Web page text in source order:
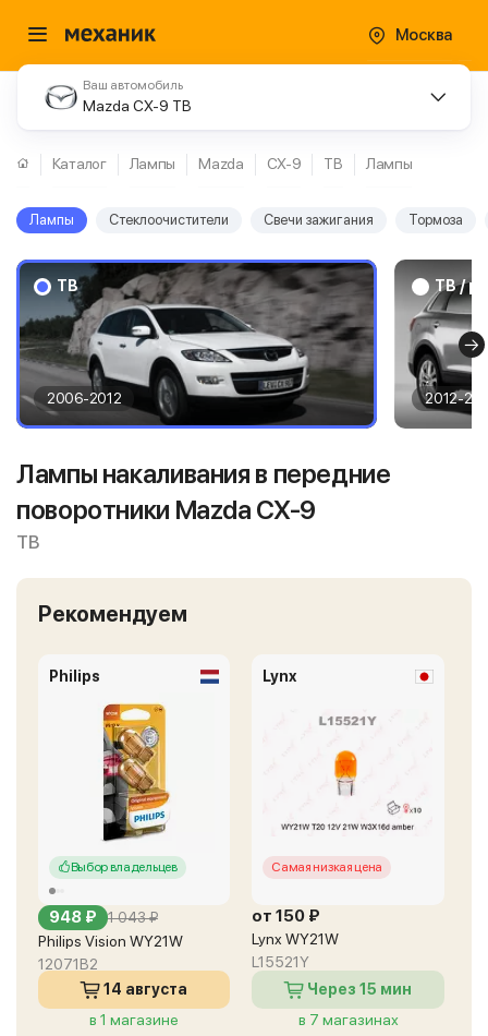
Москва
Ваш автомобиль
Mazda CX-9 TB
Каталог Лампы Mazda CX-9 TB Лампы
Лампы Стеклоочистители Свечи зажигания Тормоза
TB
2006-2012
TB /
2012-
Лампы накаливания в передние
поворотники Mazda CX-9
TB
Рекомендуем
Philips
Выбор владельцев
948 ₽ 1 043 ₽
Philips Vision WY21W
12071B2
14 августа
в 1 магазине
Lynx
Самая низкая цена
от 150 ₽
Lynx WY21W
L15521Y
Через 15 мин
в 7 магазинах